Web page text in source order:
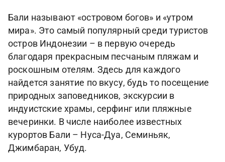
Бали называют «островом богов» и «утром
мира». Это самый популярный среди туристов
остров Индонезии – в первую очередь
благодаря прекрасным песчаным пляжам и
роскошным отелям. Здесь для каждого
найдется занятие по вкусу, будь то посещение
природных заповедников, экскурсии в
индуистские храмы, серфинг или пляжные
вечеринки. В числе наиболее известных
курортов Бали – Нуса-Дуа, Семиньяк,
Джимбаран, Убуд.